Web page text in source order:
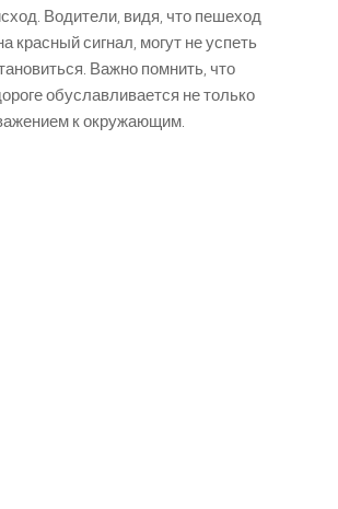
Водители, видя, что пешеход
красный сигнал, могут не успеть
Важно помнить, что
обуславливается не только
к окружающим.